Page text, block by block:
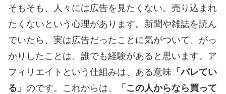
そもそも、人々には広告を見たくない。売り込まれ
たくないという心理があります。新聞や雑誌を読ん
でいたら、実は広告だったことに気がついて、がっ
かりしたことは、誰でも経験があると思います。ア
フィリエイトという仕組みは、ある意味 「バレてい
る」 のです。これからは、
「この人からなら買って